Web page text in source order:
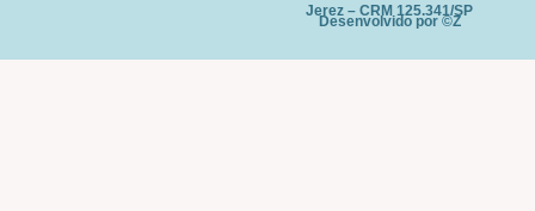
Jerez – CRM 125.341/SP
Desenvolvido por ©Z